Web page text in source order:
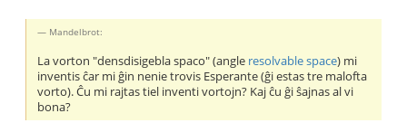
Mandelbrot:
La vorton "densdisigebla spaco" (angle resolvable space) mi
inventis ĉar mi ĝin nenie trovis Esperante (ĝi estas tre malofta
vorto). Ĉu mi rajtas tiel inventi vortojn? Kaj ĉu ĝi ŝajnas al vi
bona?